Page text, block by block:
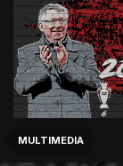
MULTIMEDIA